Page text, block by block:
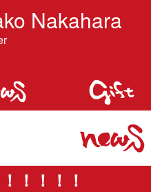
Nakahara
！！！！